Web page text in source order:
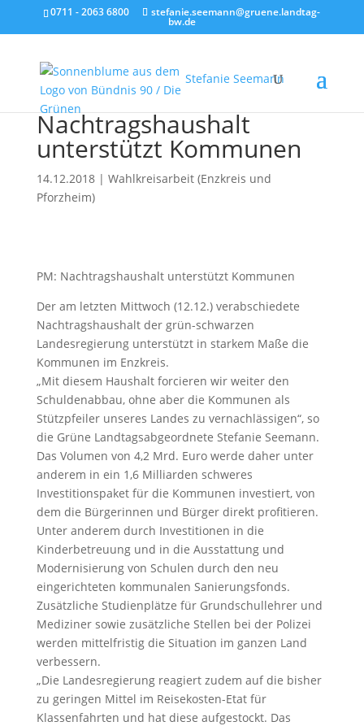
0711 - 2063 6800 stefanie.seemann@gruene.landtag-
bw.de
Stefanie Seemann
Nachtragshaushalt
unterstützt Kommunen
14.12.2018| Wahlkreisarbeit (Enzkreis und
Pforzheim)
PM: Nachtragshaushalt unterstützt Kommunen
Der am letzten Mittwoch (12.12.) verabschiedete
Nachtragshaushalt der grün-schwarzen
Landesregierung unterstützt in starkem Maße die
Kommunen im Enzkreis.
„Mit diesem Haushalt forcieren wir weiter den
Schuldenabbau, ohne aber die Kommunen als
Stützpfeiler unseres Landes zu vernachlässigen“, so
die Grüne Landtagsabgeordnete Stefanie Seemann.
Das Volumen von 4,2 Mrd. Euro werde daher unter
anderem in ein 1,6 Milliarden schweres
Investitionspaket für die Kommunen investiert, von
dem die Bürgerinnen und Bürger direkt profitieren.
Unter anderem durch Investitionen in die
Kinderbetreuung und in die Ausstattung und
Modernisierung von Schulen durch den neu
eingerichteten kommunalen Sanierungsfonds.
Zusätzliche Studienplätze für Grundschullehrer und
Mediziner sowie zusätzliche Stellen bei der Polizei
werden mittelfristig die Situation im ganzen Land
verbessern.
„Die Landesregierung reagiert zudem auf die bisher
zu geringen Mittel im Reisekosten-Etat für
Klassenfahrten und hat diese aufgestockt. Das